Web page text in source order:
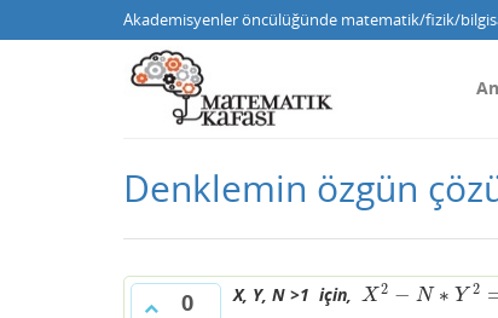
Akademisyenler öncülüğünde matematik/fizik/
Denklemin özgün
0
X, Y, N >1 için, X 2 − N ∗ Y 2
X2− N∗Y2 =1